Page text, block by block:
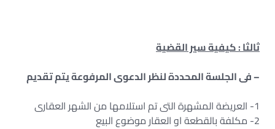
ثالثا : كيفية سير القضية
– فى الجلسة المحددة لنظر الدعوى المرفوعة يتم تقديم
1- العريضة المشهرة التى تم استلامها من الشهر العقارى
2- مكلفة بالقطعة او العقار موضوع البيع